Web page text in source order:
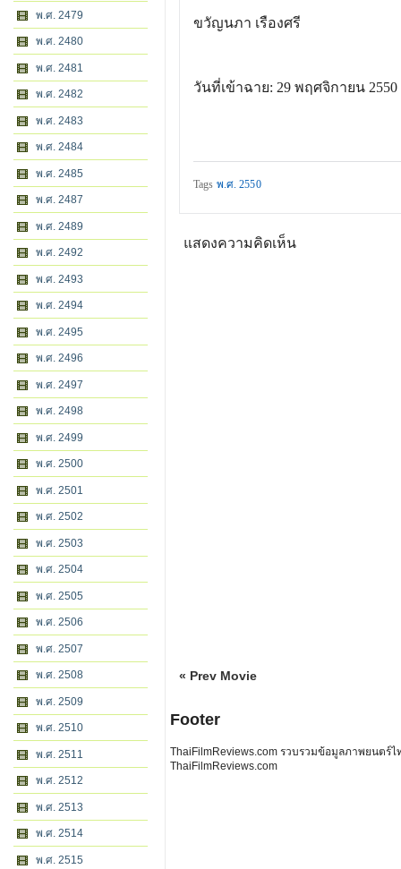
พ.ศ. 2479
พ.ศ. 2480
พ.ศ. 2481
พ.ศ. 2482
พ.ศ. 2483
พ.ศ. 2484
พ.ศ. 2485
พ.ศ. 2487
พ.ศ. 2489
พ.ศ. 2492
พ.ศ. 2493
พ.ศ. 2494
พ.ศ. 2495
พ.ศ. 2496
พ.ศ. 2497
พ.ศ. 2498
พ.ศ. 2499
พ.ศ. 2500
พ.ศ. 2501
พ.ศ. 2502
พ.ศ. 2503
พ.ศ. 2504
พ.ศ. 2505
พ.ศ. 2506
พ.ศ. 2507
พ.ศ. 2508
พ.ศ. 2509
พ.ศ. 2510
พ.ศ. 2511
พ.ศ. 2512
พ.ศ. 2513
พ.ศ. 2514
พ.ศ. 2515
ขวัญนภา เรืองศรี
วันที่เข้าฉาย: 29 พฤศจิกายน 2550
Tags พ.ศ. 2550
แสดงความคิดเห็น
« Prev Movie
Footer
ThaiFilmReviews.com รวบรวมข้อมูลภาพยนตร์
ThaiFilmReviews.com